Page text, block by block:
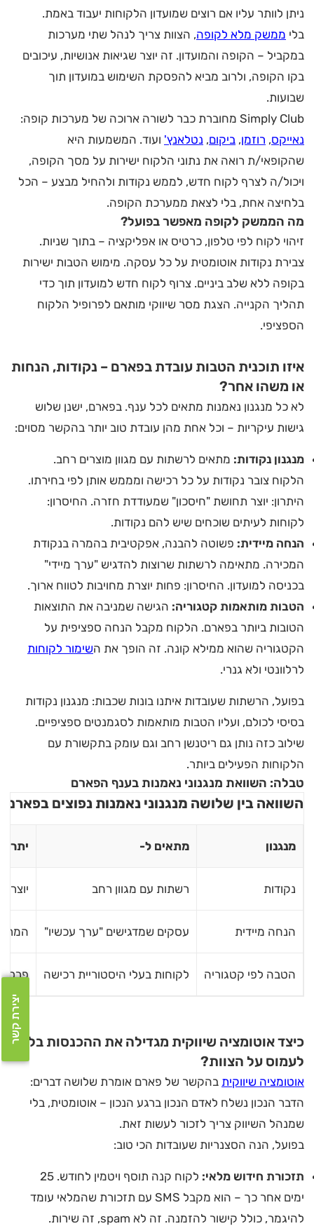
ניתן לוותר עליו אם רוצים שמועדון הלקוחות יעבוד באמת.
בלי ממשק מלא לקופה, הצוות צריך לנהל שתי מערכות
במקביל – הקופה והמועדון. זה יוצר שגיאות אנושיות, עיכובים
בקו הקופה, ולרוב מביא להפסקת השימוש במועדון תוך
שבועות.
Simply Club מחוברת כבר לשורה ארוכה של מערכות קופה:
נאייקס, רוזמן, ביקום, נטלאנץ' ועוד. המשמעות היא
שהקופאי/ת רואה את נתוני הלקוח ישירות על מסך הקופה,
ויכול/ה לצרף לקוח חדש, לממש נקודות ולהחיל מבצע – הכל
בלחיצה אחת, בלי לצאת ממערכת הקופה.
מה הממשק לקופה מאפשר בפועל?
זיהוי לקוח לפי טלפון, כרטיס או אפליקציה – בתוך שניות.
צבירת נקודות אוטומטית על כל עסקה. מימוש הטבות ישירות
בקופה ללא שלב ביניים. צרוף לקוח חדש למועדון תוך כדי
תהליך הקנייה. הצגת מסר שיווקי מותאם לפרופיל הלקוח
הספציפי.
איזו תוכנית הטבות עובדת בפארם – נקודות, הנחות
או משהו אחר?
לא כל מנגנון נאמנות מתאים לכל ענף. בפארם, ישנן שלוש
גישות עיקריות – וכל אחת מהן עובדת טוב יותר בהקשר מסוים:
מנגנון נקודות: מתאים לרשתות עם מגוון מוצרים רחב.
הלקוח צובר נקודות על כל רכישה ומממש אותן לפי בחירתו.
היתרון: יוצר תחושת "חיסכון" שמעודדת חזרה. החיסרון:
לקוחות לעיתים שוכחים שיש להם נקודות.
הנחה מיידית: פשוטה להבנה, אפקטיבית בהמרה בנקודת
המכירה. מתאימה לרשתות שרוצות להדגיש "ערך מיידי"
בכניסה למועדון. החיסרון: פחות יוצרת מחויבות לטווח ארוך.
הטבות מותאמות קטגוריה: הגישה שמניבה את התוצאות
הטובות ביותר בפארם. הלקוח מקבל הנחה ספציפית על
הקטגוריה שהוא ממילא קונה. זה הופך את השימור לקוחות
לרלוונטי ולא גנרי.
בפועל, הרשתות שעובדות איתנו בונות שכבות: מנגנון נקודות
בסיסי לכולם, ועליו הטבות מותאמות לסגמנטים ספציפיים.
שילוב כזה נותן גם ריטנשן רחב וגם עומק בתקשורת עם
הלקוחות הפעילים ביותר.
טבלה: השוואת מנגנוני נאמנות בענף הפארם
השוואה בין שלושה מנגנוני נאמנות נפוצים בפארם
מנגנון מתאים ל-
נקודות רשתות עם מגוון רחב יוצר
הנחה מיידית עסקים שמדגישים "ערך עכשיו" המרה
הטבה לפי קטגוריה לקוחות בעלי היסטוריית רכישה
כיצד אוטומציה שיווקית מגדילה את ההכנסות בלי
לעמוס על הצוות?
אוטומציה שיווקית בהקשר של פארם אומרת שלושה דברים:
הדבר הנכון נשלח לאדם הנכון ברגע הנכון – אוטומטית, בלי
שמנהל השיווק צריך לזכור לעשות זאת.
בפועל, הנה הסצנריות שעובדות הכי טוב:
תזכורת חידוש מלאי:
לקוח קנה תוסף ויטמין לחודש. 25
ימים אחר כך – הוא מקבל SMS עם תזכורת שהמלאי עומד
להיגמר, כולל קישור להזמנה. זה לא spam, זה שירות.
יצירת קשר